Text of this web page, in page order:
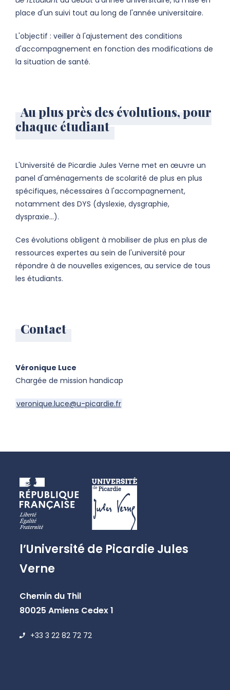
place d'un suivi tout au long de l'année universitaire.
L'objectif : veiller à l'ajustement des conditions
d'accompagnement en fonction des modifications de
la situation de santé.
Au plus près des évolutions, pour
chaque étudiant
L'Université de Picardie Jules Verne met en œuvre un
panel d'aménagements de scolarité de plus en plus
spécifiques, nécessaires à l'accompagnement,
notamment des DYS (dyslexie, dysgraphie,
dyspraxie...).
Ces évolutions obligent à mobiliser de plus en plus de
ressources expertes au sein de l'université pour
répondre à de nouvelles exigences, au service de tous
les étudiants.
Contact
Véronique Luce
Chargée de mission handicap
veronique.luce@u-picardie.fr
l’Université de Picardie Jules
Verne
Chemin du Thil
80025 Amiens Cedex 1
+33 3 22 82 72 72